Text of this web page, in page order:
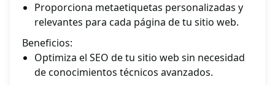
Proporciona metaetiquetas personalizadas y
relevantes para cada página de tu sitio web.
Beneficios:
Optimiza el SEO de tu sitio web sin necesidad
de conocimientos técnicos avanzados.